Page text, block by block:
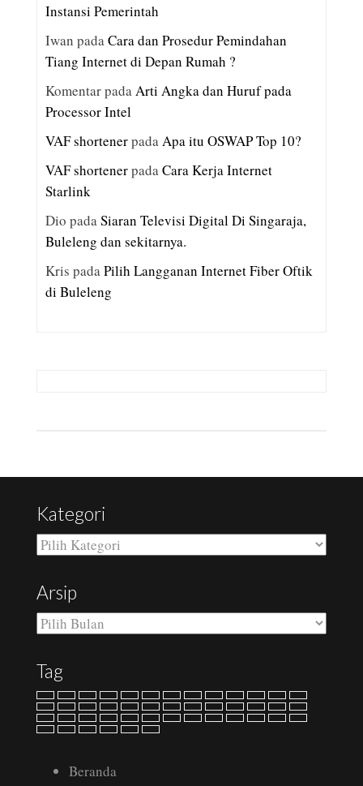
Instansi Pemerintah
Iwan padaCara dan Prosedur Pemindahan
Tiang Internet di Depan Rumah ?
KomentarpadaArti Angka dan Huruf pada
Processor Intel
VAF shortenerpadaApa itu OSWAP Top 10?
VAF shortenerpadaCara Kerja Internet
Starlink
Dio padaSiaran Televisi Digital Di Singaraja,
Buleleng dan sekitarnya.
Kris padaPilih Langganan Internet Fiber Oftik
di Buleleng
Kategori
Kategori
Arsip
Arsip
Tag
Beranda